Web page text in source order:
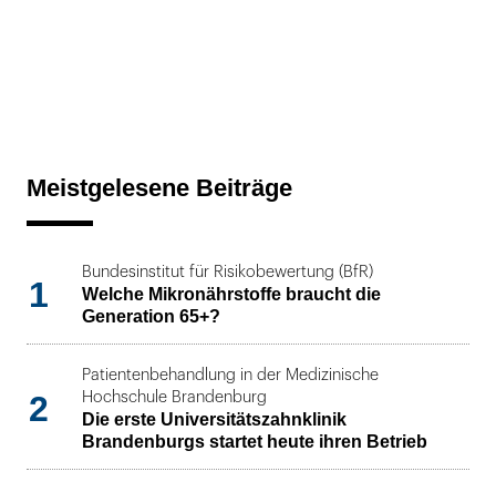
Meistgelesene Beiträge
1
Bundesinstitut für Risikobewertung (BfR)
Welche Mikronährstoffe braucht die
Generation 65+?
2
Patientenbehandlung in der Medizinische
Hochschule Brandenburg
Die erste Universitätszahnklinik
Brandenburgs startet heute ihren Betrieb